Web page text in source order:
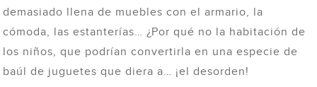
demasiado llena de muebles con el armario, la
cómoda, las estanterías… ¿Por qué no la habitación de
los niños, que podrían convertirla en una especie de
baúl de juguetes que diera a… ¡el desorden!